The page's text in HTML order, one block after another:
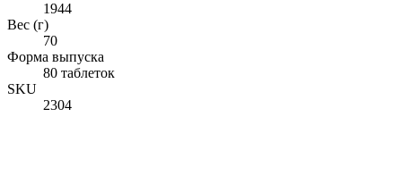
1944
Вес (г)
70
Форма выпуска
80 таблеток
SKU
2304